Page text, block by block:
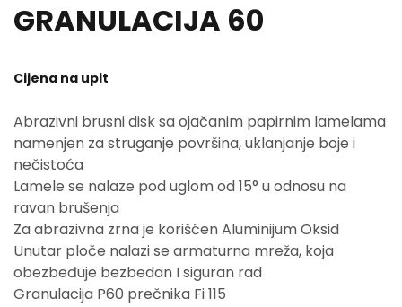
GRANULACIJA 60
Cijena na upit
Abrazivni brusni disk sa ojačanim papirnim lamelama
namenjen za struganje površina, uklanjanje boje i
nečistoća
Lamele se nalaze pod uglom od 15° u odnosu na
ravan brušenja
Za abrazivna zrna je korišćen Aluminijum Oksid
Unutar ploče nalazi se armaturna mreža, koja
obezbeđuje bezbedan I siguran rad
Granulacija P60 prečnika Fi 115